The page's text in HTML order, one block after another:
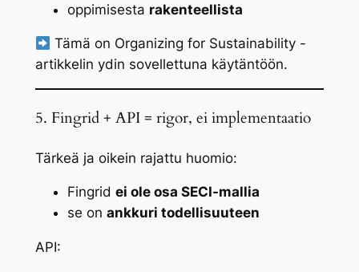
oppimisesta rakenteellista
Tämä on Organizing for Sustainability-
artikkelin ydin sovellettuna käytäntöön.
5. Fingrid + API = rigor, ei implementaatio
Tärkeä ja oikein rajattu huomio:
Fingrid ei ole osa SECI-mallia
se on ankkuri todellisuuteen
API: